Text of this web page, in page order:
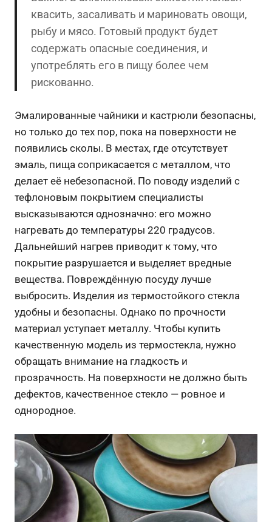
квасить, засаливать и мариновать овощи,
рыбу и мясо. Готовый продукт будет
содержать опасные соединения, и
употреблять его в пищу более чем
рискованно.
Эмалированные чайники и кастрюли безопасны,
но только до тех пор, пока на поверхности не
появились сколы. В местах, где отсутствует
эмаль, пища соприкасается с металлом, что
делает её небезопасной. По поводу изделий с
тефлоновым покрытием специалисты
высказываются однозначно: его можно
нагревать до температуры 220 градусов.
Дальнейший нагрев приводит к тому, что
покрытие разрушается и выделяет вредные
вещества. Повреждённую посуду лучше
выбросить. Изделия из термостойкого стекла
удобны и безопасны. Однако по прочности
материал уступает металлу. Чтобы купить
качественную модель из термостекла, нужно
обращать внимание на гладкость и
прозрачность. На поверхности не должно быть
дефектов, качественное стекло — ровное и
однородное.